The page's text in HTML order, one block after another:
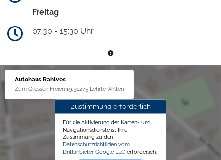
Freitag
07:30 - 15:30 Uhr
Autohaus Rahlves
Zum Grossen Freien 19, 31275 Lehrte-Ahlten
Zustimmung erforderlich
Für die Aktivierung der Karten- und
Navigationsdienste ist Ihre
Zustimmung zu den
Datenschutzrichtlinien vom
Drittanbieter Google LLC erforderlich.